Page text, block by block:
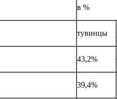
в %
тувинцы
43,2%
39,4%